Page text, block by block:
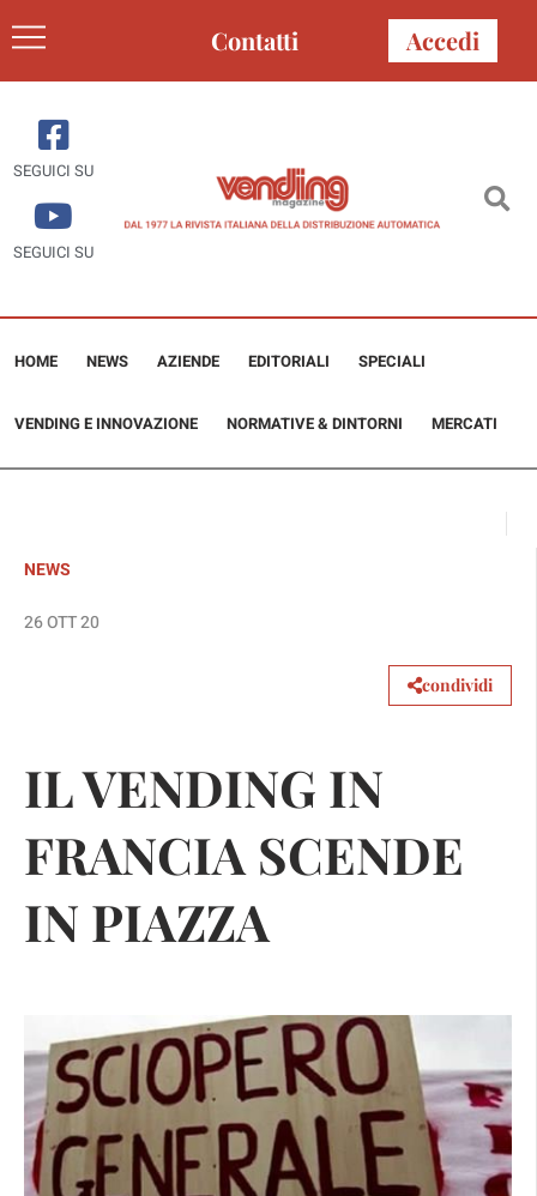
Contatti Accedi
SEGUICI SU
SEGUICI SU
HOME NEWS AZIENDE EDITORIALI SPECIALI
VENDING E INNOVAZIONE NORMATIVE & DINTORNI MERCATI
NEWS
26 OTT 20
condividi
IL VENDING IN
FRANCIA SCENDE
IN PIAZZA